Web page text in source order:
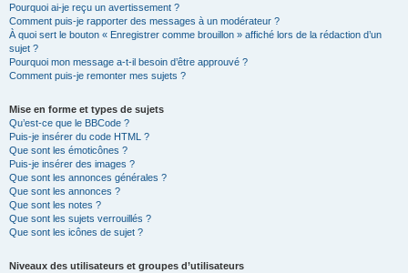
Pourquoi ai-je reçu un avertissement ?
Comment puis-je rapporter des messages à un modérateur ?
À quoi sert le bouton « Enregistrer comme brouillon » affiché lors de la rédaction d’un
sujet ?
Pourquoi mon message a-t-il besoin d’être approuvé ?
Comment puis-je remonter mes sujets ?
Mise en forme et types de sujets
Qu’est-ce que le BBCode ?
Puis-je insérer du code HTML ?
Que sont les émoticônes ?
Puis-je insérer des images ?
Que sont les annonces générales ?
Que sont les annonces ?
Que sont les notes ?
Que sont les sujets verrouillés ?
Que sont les icônes de sujet ?
Niveaux des utilisateurs et groupes d’utilisateurs